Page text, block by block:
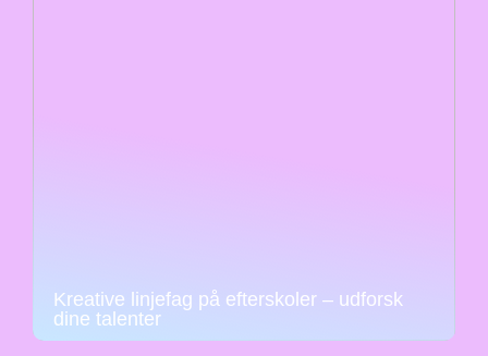
Kreative linjefag på efterskoler – udforsk
dine talenter